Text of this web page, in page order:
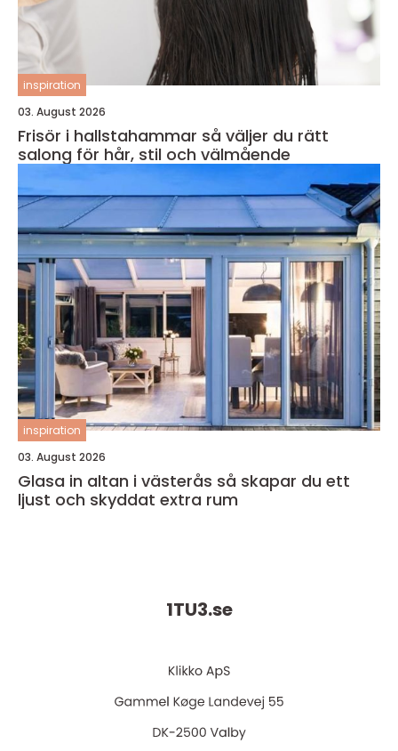
inspiration
03. August 2026
Frisör i hallstahammar så väljer du rätt
salong för hår, stil och välmående
inspiration
03. August 2026
Glasa in altan i västerås så skapar du ett
ljust och skyddat extra rum
1TU3.se